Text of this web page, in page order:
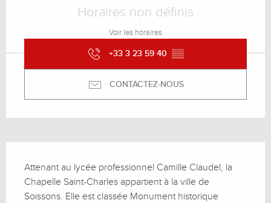
Horaires non définis
Voir les horaires
+33 3 23 59 40 ▒▒
CONTACTEZ-NOUS
Attenant au lycée professionnel Camille Claudel, la
Chapelle Saint-Charles appartient à la ville de
Soissons. Elle est classée Monument historique